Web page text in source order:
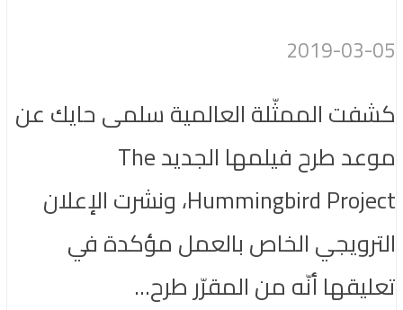
2019-03-05
كشفت الممثّلة العالمية سلمى حايك عن
موعد طرح فيلمها الجديد The
Hummingbird Project، ونشرت الإعلان
الترويجي الخاص بالعمل مؤكدة في
تعليقها أنّه من المقرّر طرح...